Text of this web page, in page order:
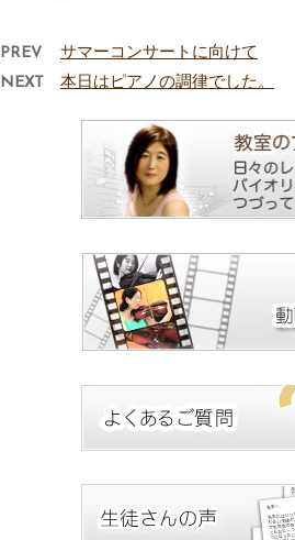
PREV
サマーコンサートに向けて
NEXT
本日はピアノの調律でした。